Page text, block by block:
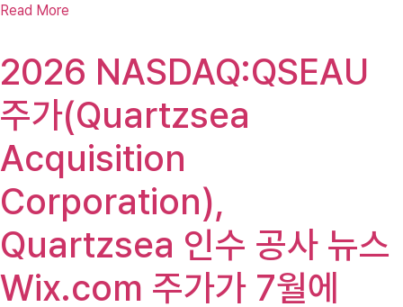
Read More
2026 NASDAQ:QSEAU
주가(Quartzsea
Acquisition
Corporation),
Quartzsea 인수 공사 뉴스
Wix.com 주가가 7월에